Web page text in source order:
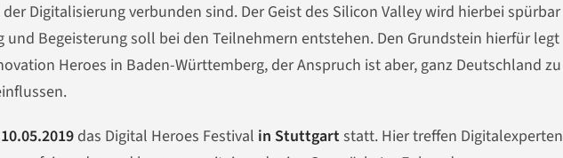
Digitalisierung verbunden sind. Der Geist des Silicon Valley wird hierbei spürbar
Begeisterung soll bei den Teilnehmern entstehen. Den Grundstein hierfür legt
Heroes in Baden-Württemberg, der Anspruch ist aber, ganz Deutschland zu
das Digital Heroes Festival in Stuttgartstatt. Hier treffen Digitalexperten